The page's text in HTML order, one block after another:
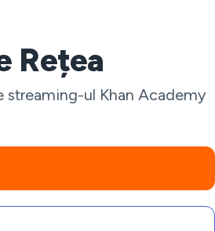
Rețea
streaming-ul Khan Academy